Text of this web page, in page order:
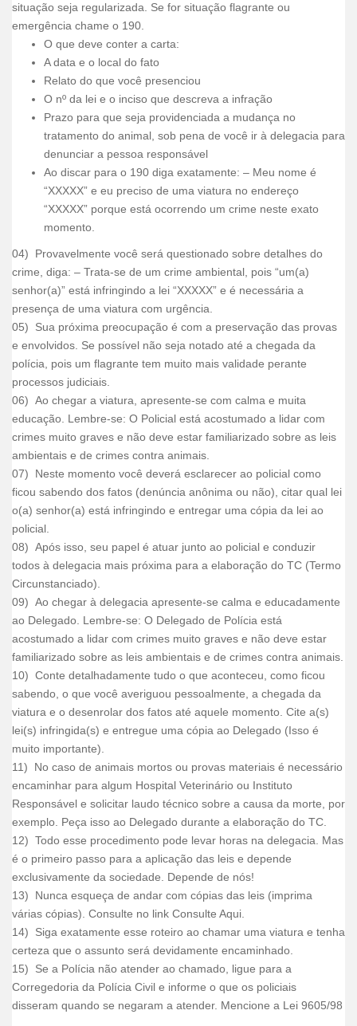
situação seja regularizada. Se for situação flagrante ou
emergência chame o 190.
O que deve conter a carta:
A data e o local do fato
Relato do que você presenciou
O nº da lei e o inciso que descreva a infração
Prazo para que seja providenciada a mudança no
tratamento do animal, sob pena de você ir à delegacia para
denunciar a pessoa responsável
Ao discar para o 190 diga exatamente: – Meu nome é
“XXXXX” e eu preciso de uma viatura no endereço
“XXXXX” porque está ocorrendo um crime neste exato
momento.
04) Provavelmente você será questionado sobre detalhes do
crime, diga: – Trata-se de um crime ambiental, pois “um(a)
senhor(a)” está infringindo a lei “XXXXX” e é necessária a
presença de uma viatura com urgência.
05) Sua próxima preocupação é com a preservação das provas
e envolvidos. Se possível não seja notado até a chegada da
polícia, pois um flagrante tem muito mais validade perante
processos judiciais.
06) Ao chegar a viatura, apresente-se com calma e muita
educação. Lembre-se: O Policial está acostumado a lidar com
crimes muito graves e não deve estar familiarizado sobre as leis
ambientais e de crimes contra animais.
07) Neste momento você deverá esclarecer ao policial como
ficou sabendo dos fatos (denúncia anônima ou não), citar qual lei
o(a) senhor(a) está infringindo e entregar uma cópia da lei ao
policial.
08) Após isso, seu papel é atuar junto ao policial e conduzir
todos à delegacia mais próxima para a elaboração do TC (Termo
Circunstanciado).
09) Ao chegar à delegacia apresente-se calma e educadamente
ao Delegado. Lembre-se: O Delegado de Polícia está
acostumado a lidar com crimes muito graves e não deve estar
familiarizado sobre as leis ambientais e de crimes contra animais.
10) Conte detalhadamente tudo o que aconteceu, como ficou
sabendo, o que você averiguou pessoalmente, a chegada da
viatura e o desenrolar dos fatos até aquele momento. Cite a(s)
lei(s) infringida(s) e entregue uma cópia ao Delegado (Isso é
muito importante).
11) No caso de animais mortos ou provas materiais é necessário
encaminhar para algum Hospital Veterinário ou Instituto
Responsável e solicitar laudo técnico sobre a causa da morte, por
exemplo. Peça isso ao Delegado durante a elaboração do TC.
12) Todo esse procedimento pode levar horas na delegacia. Mas
é o primeiro passo para a aplicação das leis e depende
exclusivamente da sociedade. Depende de nós!
13) Nunca esqueça de andar com cópias das leis (imprima
várias cópias). Consulte no link Consulte Aqui.
14) Siga exatamente esse roteiro ao chamar uma viatura e tenha
certeza que o assunto será devidamente encaminhado.
15) Se a Polícia não atender ao chamado, ligue para a
Corregedoria da Polícia Civil e informe o que os policiais
disseram quando se negaram a atender. Mencione a Lei 9605/98